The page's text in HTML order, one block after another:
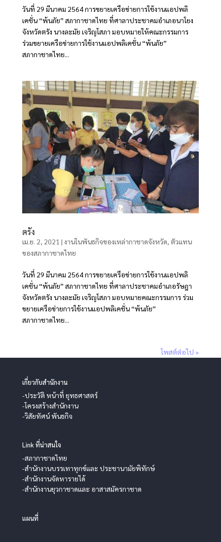
วันที่ 29 มีนาคม 2564 การขยายเครือข่ายการใช้งานแอปพลิ
เคชั่น “พ้นภัย” สภากาชาดไทย ที่ศาลาประชาคมอำเภอนาโยง
จังหวัดตรัง นางละมัย เจริญโสภา มอบหมายให้คณะกรรมการ
ร่วมขยายเครือข่ายการใช้งานแอปพลิเคชั่น “พ้นภัย”
สภากาชาดไทย...
ตรัง
เม.ย. 2, 2021 | งานในพันธกิจของเหล่ากาชาดจังหวัด, ตัวแทน
ของสภากาชาดไทย
วันที่ 29 มีนาคม 2564 การขยายเครือข่ายการใช้งานแอปพลิ
เคชั่น “พ้นภัย” สภากาชาดไทย ที่ศาลาประชาคมอำเภอรัษฎา
จังหวัดตรัง นางละมัย เจริญโสภา มอบหมายคณะกรรมการ ร่วม
ขยายเครือข่ายการใช้งานแอปพลิเคชั่น “พ้นภัย”
สภากาชาดไทย...
โพสต์ต่อไป »
เกี่ยวกับสำนักงาน
-ประวัติ หน้าที่ ยุทธศาสตร์
-โครงสร้างสำนักงาน
-วิสัยทัศน์ พันธกิจ
Link ที่น่าสนใจ
-สภากาชาดไทย
-สำนักงานบรรเทาทุกข์และ ประชานามัยพิทักษ์
-สำนักงานจัดหารายได้
-สำนักงานยุวกาชาดและ อาสาสมัครกาชาด
แผนที่